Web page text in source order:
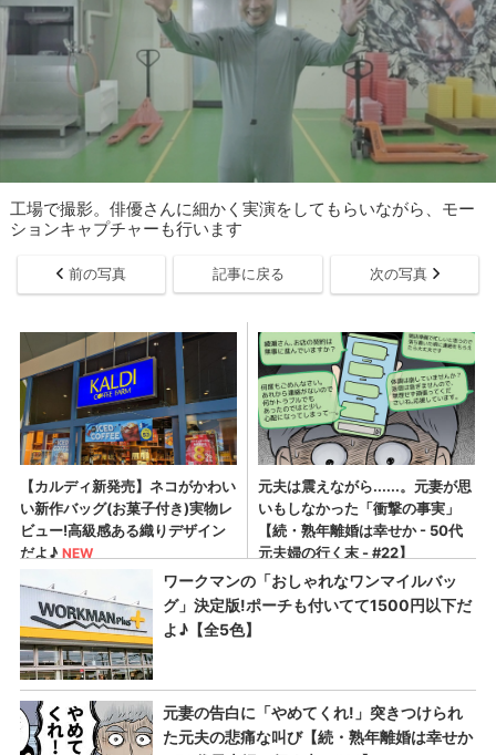
工場で撮影。俳優さんに細かく実演をしてもらいながら、モー
ションキャプチャーも行います
前の写真 記事に戻る 次の写真